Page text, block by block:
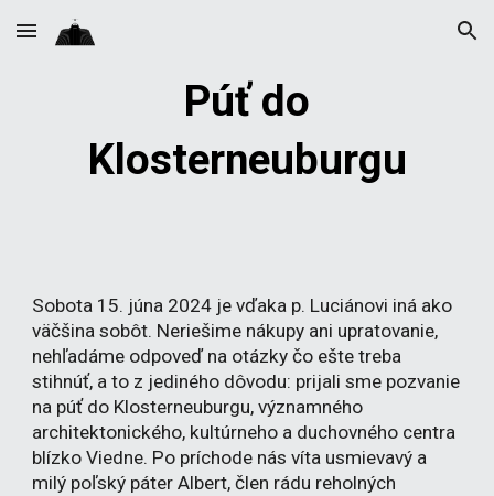
Skip to main content Skip to navigation
Púť do
Klosterneuburgu
Sobota 15. júna 2024 je vďaka p. Luciánovi iná ako
väčšina sobôt. Neriešime nákupy ani upratovanie,
nehľadáme odpoveď na otázky čo ešte treba
stihnúť, a to z jediného dôvodu: prijali sme pozvanie
na púť do Klosterneuburgu, významného
architektonického, kultúrneho a duchovného centra
blízko Viedne. Po príchode nás víta usmievavý a
milý poľský páter Albert, člen rádu reholných